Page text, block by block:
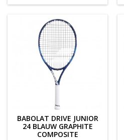
BABOLAT DRIVE JUNIOR
24 BLAUW GRAPHITE
COMPOSITE